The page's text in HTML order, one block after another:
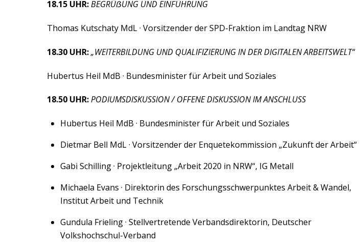
18.15 UHR:BEGRÜẞUNG UND EINFÜHRUNG
Thomas Kutschaty MdL · Vorsitzender der SPD-Fraktion im Landtag NRW
18.30 UHR:„WEITERBILDUNG UND QUALIFIZIERUNG IN DER DIGITALEN ARBEITSWELT“
Hubertus Heil MdB · Bundesminister für Arbeit und Soziales
18.50 UHR:PODIUMSDISKUSSION / OFFENE DISKUSSION IM ANSCHLUSS
Hubertus Heil MdB · Bundesminister für Arbeit und Soziales
Dietmar Bell MdL · Vorsitzender der Enquetekommission „Zukunft der Arbeit“
Gabi Schilling · Projektleitung „Arbeit 2020 in NRW“, IG Metall
Michaela Evans · Direktorin des Forschungsschwerpunktes Arbeit & Wandel,
Institut Arbeit und Technik
Gundula Frieling · Stellvertretende Verbandsdirektorin, Deutscher
Volkshochschul-Verband